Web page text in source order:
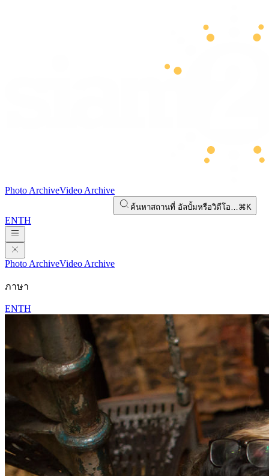
Photo ArchiveVideo Archive
ค้นหาสถานที่ อัลบั้มหรือวิดีโอ…⌘K
ENTH
Photo ArchiveVideo Archive
ภาษา
ENTH